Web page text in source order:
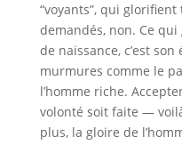
“voyants”, qui
demandés, non. Ce
de naissance, c’est
murmures comme le
l’homme riche.
volonté soit faite —
plus, la gloire de